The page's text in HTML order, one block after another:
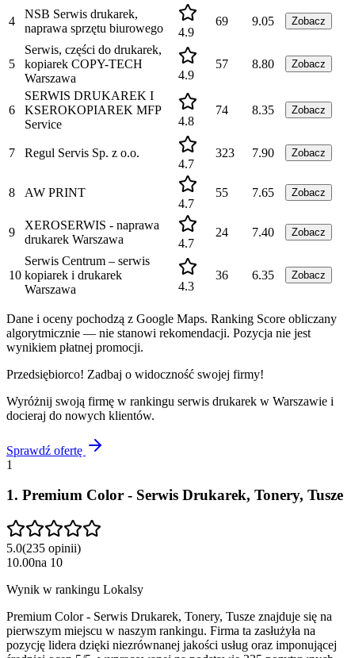
4
NSB Serwis drukarek,
naprawa sprzętu biurowego
4.9
69 9.05 Zobacz
5
Serwis, części do drukarek,
kopiarek COPY-TECH
Warszawa
4.9
57 8.80 Zobacz
6
SERWIS DRUKAREK I
KSEROKOPIAREK MFP
Service
4.8
74 8.35 Zobacz
7
Regul Servis Sp. z o.o.
4.7
323 7.90 Zobacz
8
AW PRINT
4.7
55 7.65 Zobacz
9
XEROSERWIS - naprawa
drukarek Warszawa
4.7
24 7.40 Zobacz
10
Serwis Centrum – serwis
kopiarek i drukarek
Warszawa
4.3
36 6.35 Zobacz
Dane i oceny pochodzą z Google Maps. Ranking Score obliczany
algorytmicznie — nie stanowi rekomendacji. Pozycja nie jest
wynikiem płatnej promocji.
Przedsiębiorco! Zadbaj o widoczność swojej firmy!
Wyróżnij swoją firmę w rankingu serwis drukarek w Warszawie i
docieraj do nowych klientów.
Sprawdź ofertę
1
1. Premium Color - Serwis Drukarek, Tonery, Tusze
5.0(235 opinii)
10.00na 10
Wynik w rankingu Lokalsy
Premium Color - Serwis Drukarek, Tonery, Tusze znajduje się na
pierwszym miejscu w naszym rankingu. Firma ta zasłużyła na
pozycję lidera dzięki niezrównanej jakości usług oraz imponującej